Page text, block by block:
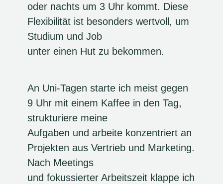
oder nachts um 3 Uhr kommt. Diese
Flexibilität ist besonders wertvoll, um
Studium und Job
unter einen Hut zu bekommen.
An Uni-Tagen starte ich meist gegen
9 Uhr mit einem Kaffee in den Tag,
strukturiere meine
Aufgaben und arbeite konzentriert an
Projekten aus Vertrieb und Marketing.
Nach Meetings
und fokussierter Arbeitszeit klappe ich